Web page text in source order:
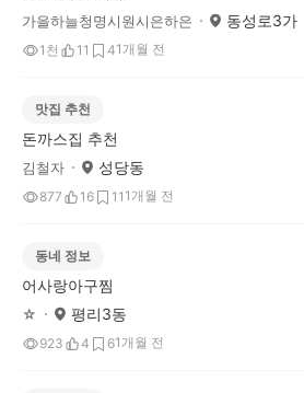
가을하늘청명시원시은하은 동성로3가
1천 11 41개월 전
맛집 추천
돈까스집 추천
김철자 성당동
877 16 11 1개월 전
동네 정보
어사랑아구찜
☆ 평리3동
923 4 61개월 전